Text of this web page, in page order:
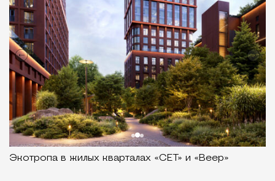
Экотропа в жилых кварталах «СЕТ» и «Веер»